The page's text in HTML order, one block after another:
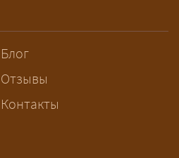
и машин
заказывать
оформление
Блог
Отзывы
Контакты